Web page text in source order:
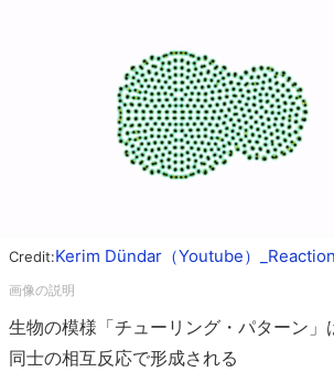
Credit:Kerim Dündar（Youtube）
生物の模様「チューリング・パターン」
同士の相互反応で形成される